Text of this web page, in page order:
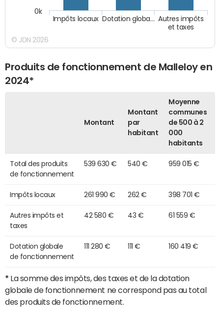
Autres impôts
et taxes
Dotation globa…
Impôts locaux
0k
© JDN 2026
Produits de fonctionnement de Malleloy en
2024*
Montant
Montant
par
habitant
Moyenne
communes
de 500 à 2
000
habitants
Total des produits
de fonctionnement
539 630 € 540 € 959 015 €
Impôts locaux 261 990 € 262 € 398 701 €
Autres impôts et
taxes
42 580 € 43 € 61 559 €
Dotation globale
de fonctionnement
111 280 € 111 € 160 419 €
* La somme des impôts, des taxes et de la dotation
globale de fonctionnement ne correspond pas au total
des produits de fonctionnement.